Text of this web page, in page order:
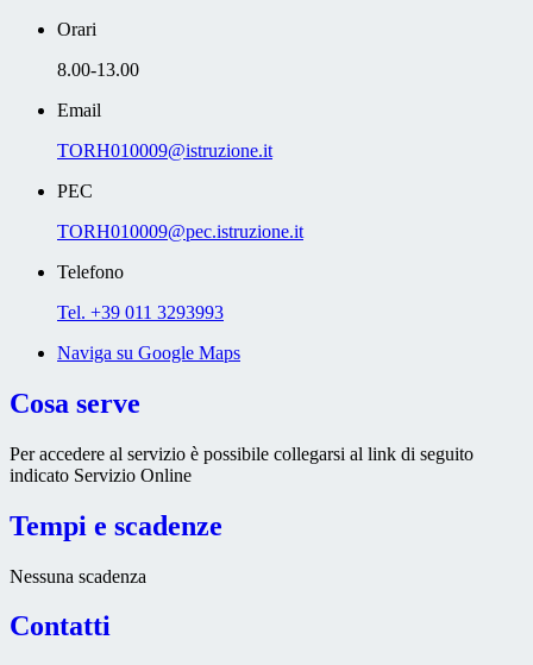
Orari
8.00-13.00
Email
TORH010009@istruzione.it
PEC
TORH010009@pec.istruzione.it
Telefono
Tel. +39 011 3293993
Naviga su Google Maps
Cosa serve
Per accedere al servizio è possibile collegarsi al link di seguito
indicato Servizio Online
Tempi e scadenze
Nessuna scadenza
Contatti